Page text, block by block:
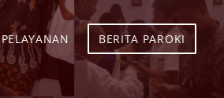
PELAYANAN BERITA PAROKI